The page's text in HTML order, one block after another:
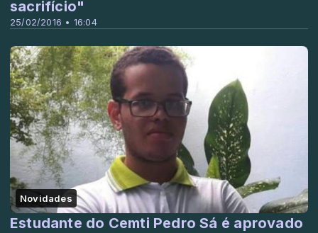
25/02/2016 • 16:04
sacrifício"
Novidades
Estudante do Cemti Pedro Sá é aprovado